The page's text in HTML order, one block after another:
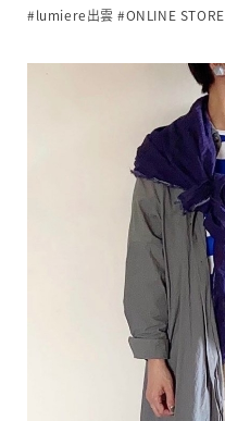
#lumiere出雲 #ONLINE STORE